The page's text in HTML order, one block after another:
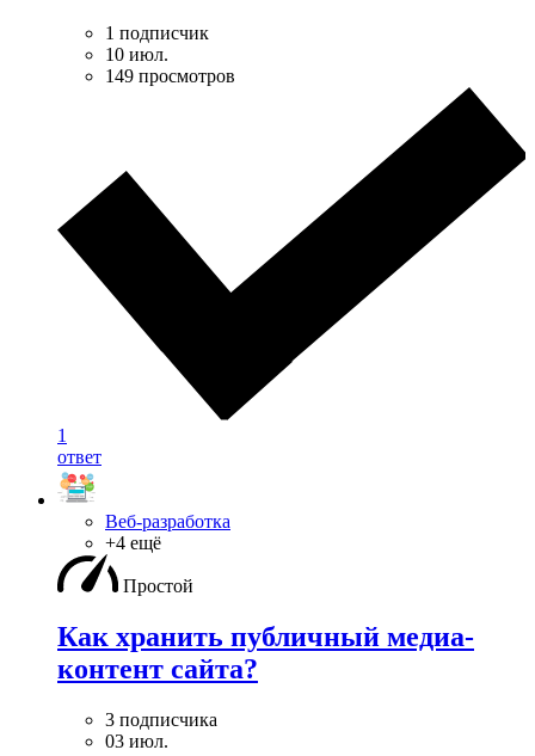
1 подписчик
10 июл.
149 просмотров
1
ответ
Веб-разработка
+4 ещё
Простой
Как хранить публичный медиа-
контент сайта?
3 подписчика
03 июл.